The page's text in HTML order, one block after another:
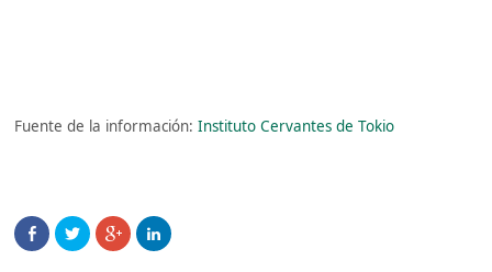
Fuente de la información:Instituto Cervantes de Tokio